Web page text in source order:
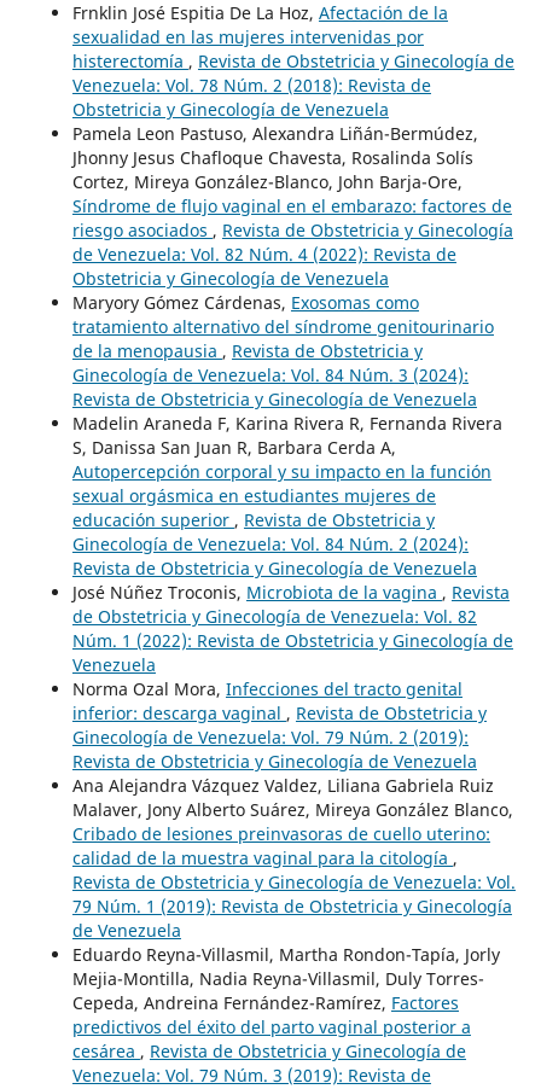
Frnklin José Espitia De La Hoz, Afectación de la
sexualidad en las mujeres intervenidas por
histerectomía , Revista de Obstetricia y Ginecología de
Venezuela: Vol. 78 Núm. 2 (2018): Revista de
Obstetricia y Ginecología de Venezuela
Pamela Leon Pastuso, Alexandra Liñán-Bermúdez,
Jhonny Jesus Chafloque Chavesta, Rosalinda Solís
Cortez, Mireya González-Blanco, John Barja-Ore,
Síndrome de flujo vaginal en el embarazo: factores de
riesgo asociados , Revista de Obstetricia y Ginecología
de Venezuela: Vol. 82 Núm. 4 (2022): Revista de
Obstetricia y Ginecología de Venezuela
Maryory Gómez Cárdenas, Exosomas como
tratamiento alternativo del síndrome genitourinario
de la menopausia , Revista de Obstetricia y
Ginecología de Venezuela: Vol. 84 Núm. 3 (2024):
Revista de Obstetricia y Ginecología de Venezuela
Madelin Araneda F, Karina Rivera R, Fernanda Rivera
S, Danissa San Juan R, Barbara Cerda A,
Autopercepción corporal y su impacto en la función
sexual orgásmica en estudiantes mujeres de
educación superior , Revista de Obstetricia y
Ginecología de Venezuela: Vol. 84 Núm. 2 (2024):
Revista de Obstetricia y Ginecología de Venezuela
José Núñez Troconis, Microbiota de la vagina , Revista
de Obstetricia y Ginecología de Venezuela: Vol. 82
Núm. 1 (2022): Revista de Obstetricia y Ginecología de
Venezuela
Norma Ozal Mora, Infecciones del tracto genital
inferior: descarga vaginal , Revista de Obstetricia y
Ginecología de Venezuela: Vol. 79 Núm. 2 (2019):
Revista de Obstetricia y Ginecología de Venezuela
Ana Alejandra Vázquez Valdez, Liliana Gabriela Ruiz
Malaver, Jony Alberto Suárez, Mireya González Blanco,
Cribado de lesiones preinvasoras de cuello uterino:
calidad de la muestra vaginal para la citología ,
Revista de Obstetricia y Ginecología de Venezuela: Vol.
79 Núm. 1 (2019): Revista de Obstetricia y Ginecología
de Venezuela
Eduardo Reyna-Villasmil, Martha Rondon-Tapía, Jorly
Mejia-Montilla, Nadia Reyna-Villasmil, Duly Torres-
Cepeda, Andreina Fernández-Ramírez, Factores
predictivos del éxito del parto vaginal posterior a
cesárea , Revista de Obstetricia y Ginecología de
Venezuela: Vol. 79 Núm. 3 (2019): Revista de